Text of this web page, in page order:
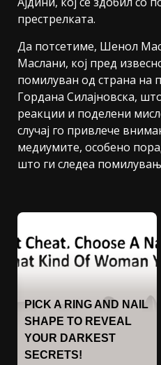
престрелката.
Да потсетиме, Шенол
Маслани, кој пред
помилуван од страна на
Гордана Силајновска,
реакции и поделени
случај го привлече
медиумите, особено
што ги следеа